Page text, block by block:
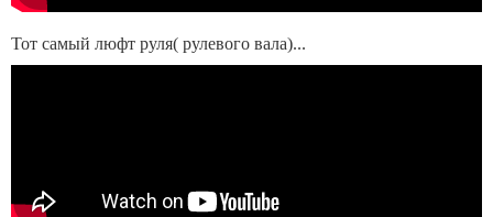
Тот самый люфт руля( рулевого вала)...